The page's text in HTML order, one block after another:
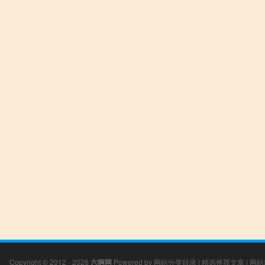
Copyright © 2012 - 2026 六啊网 Powered by 网站分类目录 | 精选推荐文章 | 网